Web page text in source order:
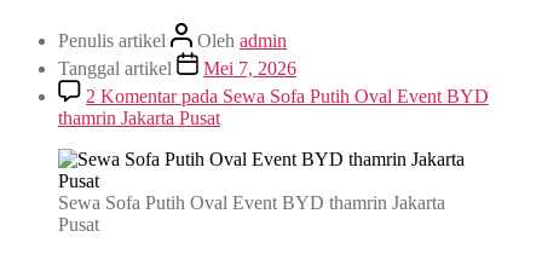
Penulis artikel Oleh admin
Tanggal artikel
Mei 7, 2026
2 Komentarpada Sewa Sofa Putih Oval Event BYD
thamrin Jakarta Pusat
Sewa Sofa Putih Oval Event BYD thamrin Jakarta
Pusat